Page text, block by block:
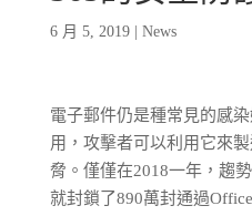
6 月 5, 2019| News
電子郵件仍是種常見的感
用，攻擊者可以利用它來
脅。僅僅在2018一年，趨
就封鎖了890萬封通過